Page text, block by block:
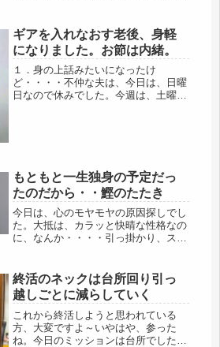
苦労。無事、住むことができてとりあ
えず、胸をなでおろす。高級マンショ
ン...
ギアを入れなおす老後、身軽
になりました。お節は内緒。
１．身の上話みたいになったけ
ど・・・・不仲な夫は、今日は、日曜
日なので休みでした。今週は、土曜、
もともと一生独身の予定だっ
たのだから・・鰹のたたき
今日は、心のモヤモヤの原因探しでし
た。大抵は、カラッと快晴な性格なの
に、なんか・・・・引っ掛かり、スッ
新しい仕事の担当者に、宅配で送った
ので、スッキリ～🌟気が抜けて、脱落
感...
終活のネックは台所回り引っ
越しごとに減らしていく
これから終活しようと思われている
方、大変ですよ～いやはや、参った
ね。今日のミッションは台所でした。